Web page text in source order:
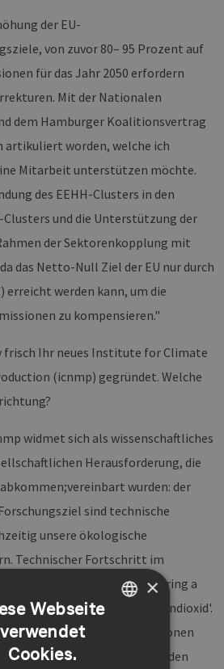
der EU-
von zuvor 80– 95 Prozent auf
für das Jahr 2050 erfordern
Mit der Nationalen
dem Hamburger Koalitionsvertrag
artikuliert worden, welche ich
Mitarbeit unterstützen möchte.
des EEHH-Clusters in den
Clusters und die Unterstützung der
der Sektorenkopplung mit
das Netto-Null Ziel der EU nur durch
erreicht werden kann, um die
zu kompensieren."
frisch Ihr neues Institute for Climate
(icnmp) gegründet. Welche
widmet sich als wissenschaftliches
Herausforderung, die
wurden: der
sind technische
unsere ökologische
Technischer Fortschritt im
Slogan lautet: 'engineering a
-reduce, avoid & capture carbondioxid'.
technischen Innovationen
Deponien für die kommenden
×
Webseite
verwendet
Cookies.